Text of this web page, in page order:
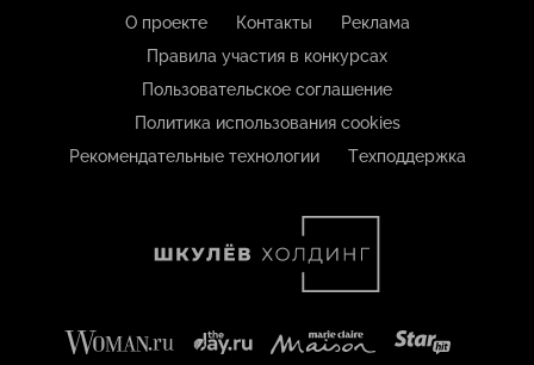
О проекте Контакты
Реклама
Правила участия в конкурсах
Пользовательское соглашение
Политика использования cookies
Рекомендательные технологии
Техподдержка